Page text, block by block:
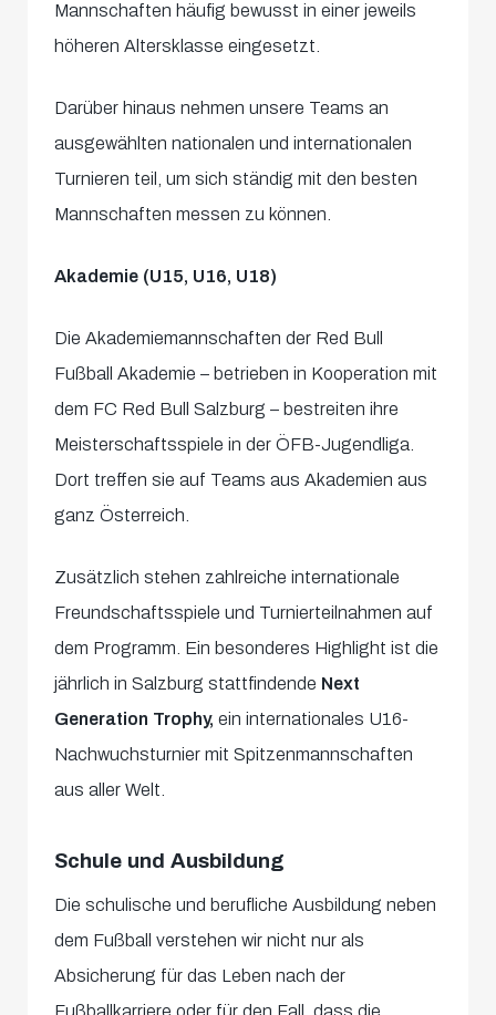
Mannschaften häufig bewusst in einer jeweils
höheren Altersklasse eingesetzt.
Darüber hinaus nehmen unsere Teams an
ausgewählten nationalen und internationalen
Turnieren teil, um sich ständig mit den besten
Mannschaften messen zu können.
Akademie (U15, U16, U18)
Die Akademiemannschaften der Red Bull
Fußball Akademie – betrieben in Kooperation mit
dem FC Red Bull Salzburg – bestreiten ihre
Meisterschaftsspiele in der ÖFB-Jugendliga.
Dort treffen sie auf Teams aus Akademien aus
ganz Österreich.
Zusätzlich stehen zahlreiche internationale
Freundschaftsspiele und Turnierteilnahmen auf
dem Programm. Ein besonderes Highlight ist die
jährlich in Salzburg stattfindende Next
Generation Trophy, ein internationales U16-
Nachwuchsturnier mit Spitzenmannschaften
aus aller Welt.
Schule und Ausbildung
Die schulische und berufliche Ausbildung neben
dem Fußball verstehen wir nicht nur als
Absicherung für das Leben nach der
Fußballkarriere oder für den Fall, dass die